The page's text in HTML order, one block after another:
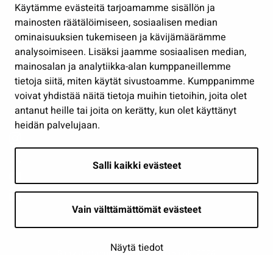
Käytämme evästeitä tarjoamamme sisällön ja
mainosten räätälöimiseen, sosiaalisen median
ominaisuuksien tukemiseen ja kävijämäärämme
analysoimiseen. Lisäksi jaamme sosiaalisen median,
mainosalan ja analytiikka-alan kumppaneillemme
tietoja siitä, miten käytät sivustoamme. Kumppanimme
voivat yhdistää näitä tietoja muihin tietoihin, joita olet
antanut heille tai joita on kerätty, kun olet käyttänyt
heidän palvelujaan.
Salli kaikki evästeet
Vain välttämättömät evästeet
Näytä tiedot
Työ ja yrittäminen
Osallistu ja asioi
Näytä omat evästeasetukseni
Seuraa meitä